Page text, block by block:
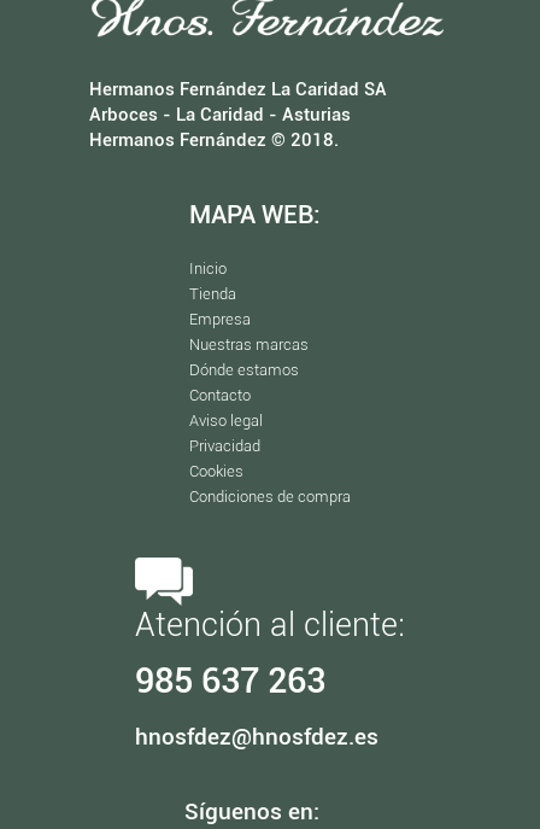
Hermanos Fernández La Caridad SA
Arboces - La Caridad - Asturias
Hermanos Fernández © 2018.
MAPA WEB:
Inicio
Tienda
Empresa
Nuestras marcas
Dónde estamos
Contacto
Aviso legal
Privacidad
Cookies
Condiciones de compra
Atención al cliente:
985 637 263
hnosfdez@hnosfdez.es
Síguenos en: